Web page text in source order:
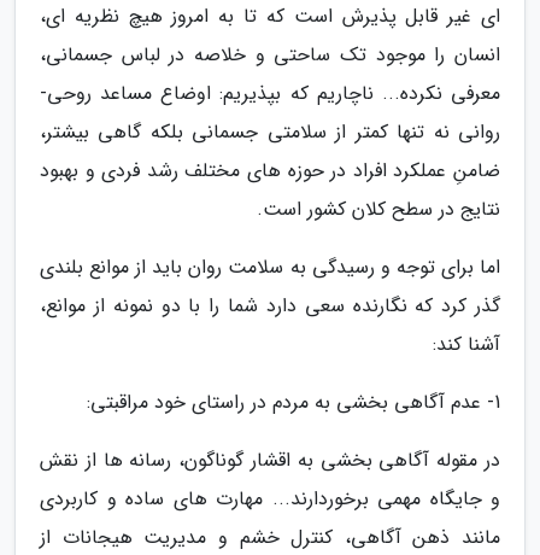
ای غیر قابل پذیرش است که تا به امروز هیچ نظریه ای،
انسان را موجود تک ساحتی و خلاصه در لباس جسمانی،
معرفی نکرده... ناچاریم که بپذیریم: اوضاع مساعد روحی-
روانی نه تنها کمتر از سلامتی جسمانی بلکه گاهی بیشتر،
ضامنِ عملکرد افراد در حوزه های مختلف رشد فردی و بهبود
نتایج در سطح کلان کشور است.
اما برای توجه و رسیدگی به سلامت روان باید از موانع بلندی
گذر کرد که نگارنده سعی دارد شما را با دو نمونه از موانع،
آشنا کند:
1- عدم آگاهی بخشی به مردم در راستای خود مراقبتی:
در مقوله آگاهی بخشی به اقشار گوناگون، رسانه ها از نقش
و جایگاه مهمی برخوردارند... مهارت های ساده و کاربردی
مانند ذهن آگاهی، کنترل خشم و مدیریت هیجانات از